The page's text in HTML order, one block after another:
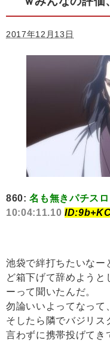
2017年12月13日
860:名も無きパチス
10:04:11.10
池袋で絆打ちたいなー
ど箱下げて辞めよう
ーって聞いたんだ。
勿論いいよってなって
そしたら隣でバジリス
言わずに携帯投げてき